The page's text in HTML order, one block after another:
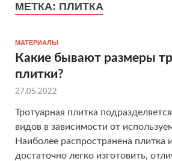
МЕТКА: ПЛИТКА
МАТЕРИАЛЫ
Какие бывают размеры
плитки?
27.05.2022
Тротуарная плитка
видов в зависимости от
Наиболее распространена плитка
достаточно легко изготовить,